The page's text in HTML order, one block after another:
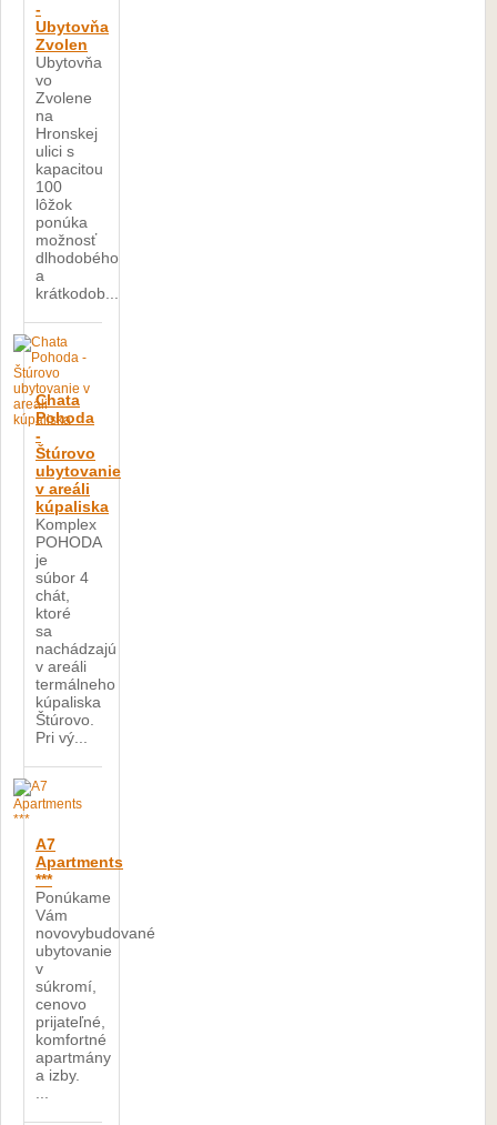
-
Ubytovňa
Zvolen
Ubytovňa
vo
Zvolene
na
Hronskej
ulici s
kapacitou
100
lôžok
ponúka
možnosť
dlhodobého
a
krátkodob...
Chata
Pohoda
-
Štúrovo
ubytovanie
v areáli
kúpaliska
Komplex
POHODA
je
súbor 4
chát,
ktoré
sa
nachádzajú
v areáli
termálneho
kúpaliska
Štúrovo.
Pri vý...
A7
Apartments
***
Ponúkame
Vám
novovybudované
ubytovanie
v
súkromí,
cenovo
prijateľné,
komfortné
apartmány
a izby.